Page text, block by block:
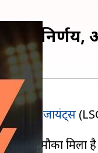
का
सुपर जायंट्स
को मौका मिला